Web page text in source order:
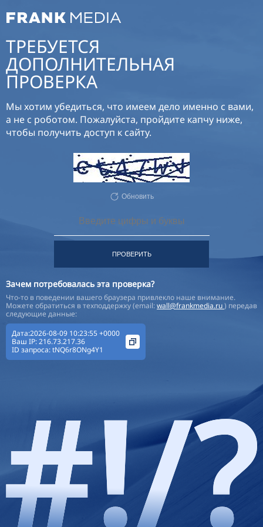
ТРЕБУЕТСЯ
ДОПОЛНИТЕЛЬНАЯ
ПРОВЕРКА
Мы хотим убедиться, что имеем дело именно с вами,
а не с роботом. Пожалуйста, пройдите капчу ниже,
чтобы получить доступ к сайту.
Обновить
ПРОВЕРИТЬ
Зачем потребовалась эта проверка?
Что-то в поведении вашего браузера привлекло наше внимание.
Можете обратиться в техподдержку (email:wall@frankmedia.ru) передав
следующие данные:
Дата:2026-08-09 10:23:55 +0000
Ваш IP:216.73.217.36
ID запроса:tNQ6r8ONg4Y1